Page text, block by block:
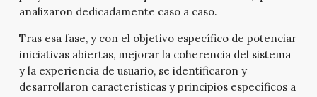
analizaron dedicadamente caso a caso.
Tras esa fase, y con el objetivo específico de potenciar
iniciativas abiertas, mejorar la coherencia del sistema
y la experiencia de usuario, se identificaron y
desarrollaron características y principios específicos a